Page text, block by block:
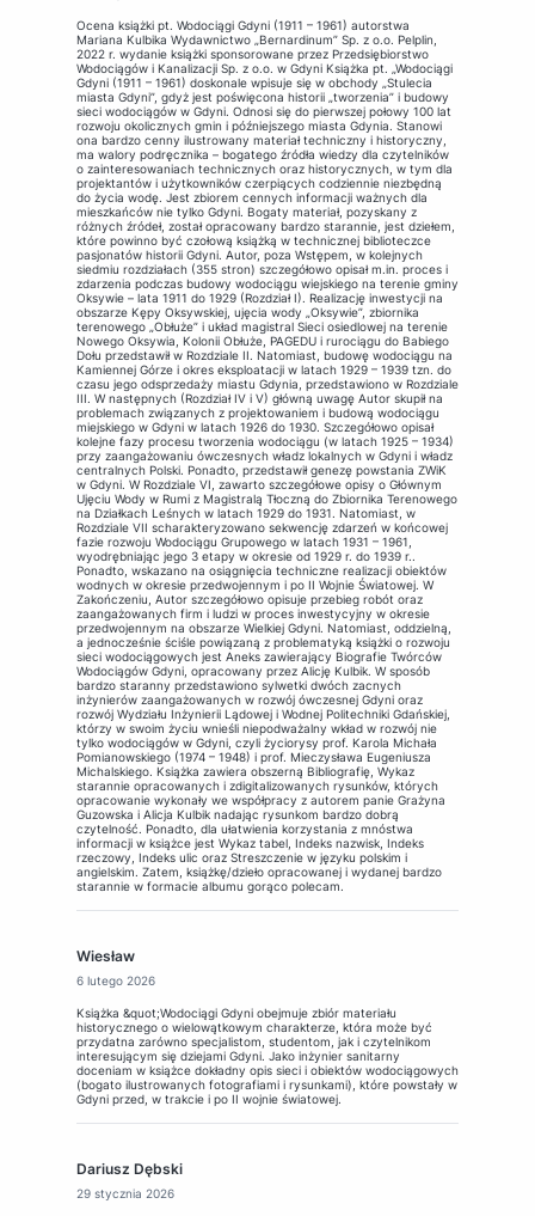
Ocena książki pt. Wodociągi Gdyni (1911 – 1961) autorstwa
Mariana Kulbika Wydawnictwo „Bernardinum” Sp. z o.o. Pelplin,
2022 r. wydanie książki sponsorowane przez Przedsiębiorstwo
Wodociągów i Kanalizacji Sp. z o.o. w Gdyni Książka pt. „Wodociągi
Gdyni (1911 – 1961) doskonale wpisuje się w obchody „Stulecia
miasta Gdyni”, gdyż jest poświęcona historii „tworzenia” i budowy
sieci wodociągów w Gdyni. Odnosi się do pierwszej połowy 100 lat
rozwoju okolicznych gmin i późniejszego miasta Gdynia. Stanowi
ona bardzo cenny ilustrowany materiał techniczny i historyczny,
ma walory podręcznika – bogatego źródła wiedzy dla czytelników
o zainteresowaniach technicznych oraz historycznych, w tym dla
projektantów i użytkowników czerpiących codziennie niezbędną
do życia wodę. Jest zbiorem cennych informacji ważnych dla
mieszkańców nie tylko Gdyni. Bogaty materiał, pozyskany z
różnych źródeł, został opracowany bardzo starannie, jest dziełem,
które powinno być czołową książką w technicznej biblioteczce
pasjonatów historii Gdyni. Autor, poza Wstępem, w kolejnych
siedmiu rozdziałach (355 stron) szczegółowo opisał m.in. proces i
zdarzenia podczas budowy wodociągu wiejskiego na terenie gminy
Oksywie – lata 1911 do 1929 (Rozdział I). Realizację inwestycji na
obszarze Kępy Oksywskiej, ujęcia wody „Oksywie”, zbiornika
terenowego „Obłuże” i układ magistral Sieci osiedlowej na terenie
Nowego Oksywia, Kolonii Obłuże, PAGEDU i rurociągu do Babiego
Dołu przedstawił w Rozdziale II. Natomiast, budowę wodociągu na
Kamiennej Górze i okres eksploatacji w latach 1929 – 1939 tzn. do
czasu jego odsprzedaży miastu Gdynia, przedstawiono w Rozdziale
III. W następnych (Rozdział IV i V) główną uwagę Autor skupił na
problemach związanych z projektowaniem i budową wodociągu
miejskiego w Gdyni w latach 1926 do 1930. Szczegółowo opisał
kolejne fazy procesu tworzenia wodociągu (w latach 1925 – 1934)
przy zaangażowaniu ówczesnych władz lokalnych w Gdyni i władz
centralnych Polski. Ponadto, przedstawił genezę powstania ZWiK
w Gdyni. W Rozdziale VI, zawarto szczegółowe opisy o Głównym
Ujęciu Wody w Rumi z Magistralą Tłoczną do Zbiornika Terenowego
na Działkach Leśnych w latach 1929 do 1931. Natomiast, w
Rozdziale VII scharakteryzowano sekwencję zdarzeń w końcowej
fazie rozwoju Wodociągu Grupowego w latach 1931 – 1961,
wyodrębniając jego 3 etapy w okresie od 1929 r. do 1939 r..
Ponadto, wskazano na osiągnięcia techniczne realizacji obiektów
wodnych w okresie przedwojennym i po II Wojnie Światowej. W
Zakończeniu, Autor szczegółowo opisuje przebieg robót oraz
zaangażowanych firm i ludzi w proces inwestycyjny w okresie
przedwojennym na obszarze Wielkiej Gdyni. Natomiast, oddzielną,
a jednocześnie ściśle powiązaną z problematyką książki o rozwoju
sieci wodociągowych jest Aneks zawierający Biografie Twórców
Wodociągów Gdyni, opracowany przez Alicję Kulbik. W sposób
bardzo staranny przedstawiono sylwetki dwóch zacnych
inżynierów zaangażowanych w rozwój ówczesnej Gdyni oraz
rozwój Wydziału Inżynierii Lądowej i Wodnej Politechniki Gdańskiej,
którzy w swoim życiu wnieśli niepodważalny wkład w rozwój nie
tylko wodociągów w Gdyni, czyli życiorysy prof. Karola Michała
Pomianowskiego (1974 – 1948) i prof. Mieczysława Eugeniusza
Michalskiego. Książka zawiera obszerną Bibliografię, Wykaz
starannie opracowanych i zdigitalizowanych rysunków, których
opracowanie wykonały we współpracy z autorem panie Grażyna
Guzowska i Alicja Kulbik nadając rysunkom bardzo dobrą
czytelność. Ponadto, dla ułatwienia korzystania z mnóstwa
informacji w książce jest Wykaz tabel, Indeks nazwisk, Indeks
rzeczowy, Indeks ulic oraz Streszczenie w języku polskim i
angielskim. Zatem, książkę/dzieło opracowanej i wydanej bardzo
starannie w formacie albumu gorąco polecam.
Wiesław
6 lutego 2026
Książka &quot;Wodociągi Gdyni obejmuje zbiór materiału
historycznego o wielowątkowym charakterze, która może być
przydatna zarówno specjalistom, studentom, jak i czytelnikom
interesującym się dziejami Gdyni. Jako inżynier sanitarny
doceniam w książce dokładny opis sieci i obiektów wodociągowych
(bogato ilustrowanych fotografiami i rysunkami), które powstały w
Gdyni przed, w trakcie i po II wojnie światowej.
Dariusz Dębski
29 stycznia 2026